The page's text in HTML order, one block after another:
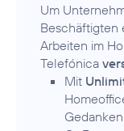
Um
Beschäftigten
Arbeiten im
Telefónica
Mit